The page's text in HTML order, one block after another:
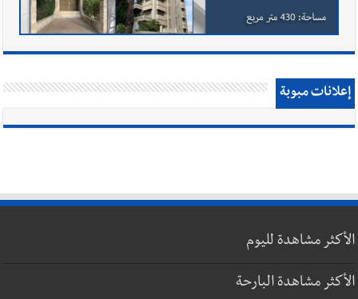
إعلانات مبوبة
الأكثر مشاهدة لليوم
الأكثر مشاهدة البارحة